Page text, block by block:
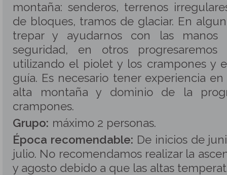
montaña: senderos, terrenos
de bloques, tramos de glaciar. En
trepar y ayudarnos con las manos
seguridad, en otros
utilizando el piolet y los crampones y
guía. Es necesario tener experiencia
alta montaña y dominio de la
crampones.
Grupo: máximo 2 personas.
Época recomendable: De inicios de
julio. No recomendamos realizar la
y agosto debido a que las altas